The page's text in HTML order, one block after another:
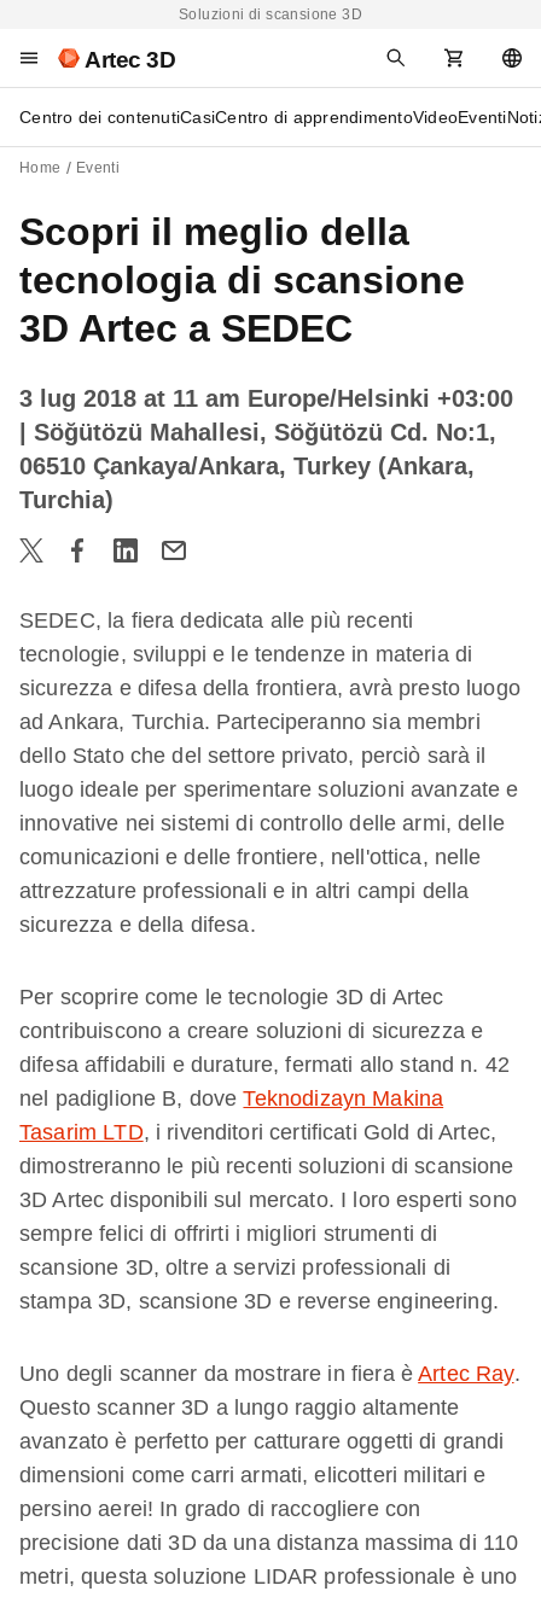
Soluzioni di scansione 3D
Artec 3D
Centro dei contenutiCasiCentro di apprendimentoVideoEventi
Home Eventi
Scopri il meglio della
tecnologia di scansione
3D Artec a SEDEC
3 lug 2018 at 11 am Europe/Helsinki +03:00
| Söğütözü Mahallesi, Söğütözü Cd. No:1,
06510 Çankaya/Ankara, Turkey (Ankara,
Turchia)
SEDEC, la fiera dedicata alle più recenti
tecnologie, sviluppi e le tendenze in materia di
sicurezza e difesa della frontiera, avrà presto luogo
ad Ankara, Turchia. Parteciperanno sia membri
dello Stato che del settore privato, perciò sarà il
luogo ideale per sperimentare soluzioni avanzate e
innovative nei sistemi di controllo delle armi, delle
comunicazioni e delle frontiere, nell'ottica, nelle
attrezzature professionali e in altri campi della
sicurezza e della difesa.
Per scoprire come le tecnologie 3D di Artec
contribuiscono a creare soluzioni di sicurezza e
difesa affidabili e durature, fermati allo stand n. 42
nel padiglione B, doveTeknodizayn Makina
Tasarim LTD, i rivenditori certificati Gold di Artec,
dimostreranno le più recenti soluzioni di scansione
3D Artec disponibili sul mercato. I loro esperti sono
sempre felici di offrirti i migliori strumenti di
scansione 3D, oltre a servizi professionali di
stampa 3D, scansione 3D e reverse engineering.
Uno degli scanner da mostrare in fiera èArtec Ray.
Questo scanner 3D a lungo raggio altamente
avanzato è perfetto per catturare oggetti di grandi
dimensioni come carri armati, elicotteri militari e
persino aerei! In grado di raccogliere con
precisione dati 3D da una distanza massima di 110
metri, questa soluzione LIDAR professionale è uno